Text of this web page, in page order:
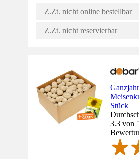
Z.Zt. nicht online bestellbar
Z.Zt. nicht reservierbar
Stück
3.3 von